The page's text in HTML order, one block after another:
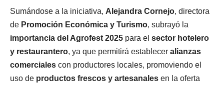
Sumándose a la iniciativa, Alejandra Cornejo, directora
de Promoción Económica y Turismo, subrayó la
importancia del Agrofest 2025 para el sector hotelero
y restaurantero, ya que permitirá establecer alianzas
comerciales con productores locales, promoviendo el
uso de productos frescos y artesanales en la oferta